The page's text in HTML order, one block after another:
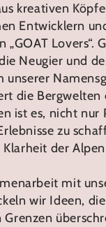
kreativen
Entwicklern
„GOAT Lovers“.
Neugier und
unserer
die Bergwelten
ist es, nicht nur
zu
der
mit
wir Ideen,